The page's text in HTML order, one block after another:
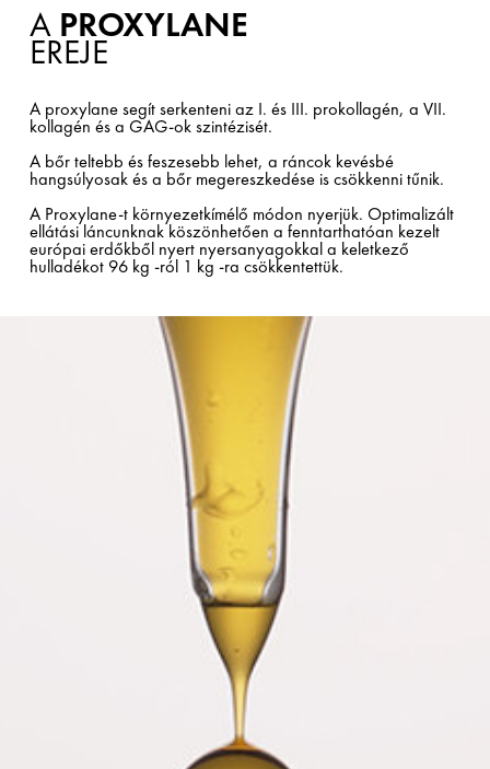
A PROXYLANE
EREJE
A proxylane segít serkenteni az I. és III. prokollagén, a VII.
kollagén és a GAG-ok szintézisét.
A bőr teltebb és feszesebb lehet, a ráncok kevésbé
hangsúlyosak és a bőr megereszkedése is csökkenni tűnik.
A Proxylane-t környezetkímélő módon nyerjük. Optimalizált
ellátási láncunknak köszönhetően a fenntarthatóan kezelt
európai erdőkből nyert nyersanyagokkal a keletkező
hulladékot 96 kg -ról 1 kg -ra csökkentettük.